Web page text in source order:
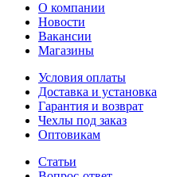
О компании
Новости
Вакансии
Магазины
Условия оплаты
Доставка и установка
Гарантия и возврат
Чехлы под заказ
Оптовикам
Статьи